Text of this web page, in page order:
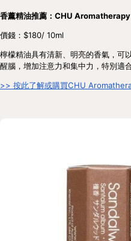
香薰精油推薦：CHU Aromatherapy
價錢：$180/ 10ml
檸檬精油具有清新、明亮的香氣，可
醒腦，增加注意力和集中力，特別適
>> 按此了解或購買CHU